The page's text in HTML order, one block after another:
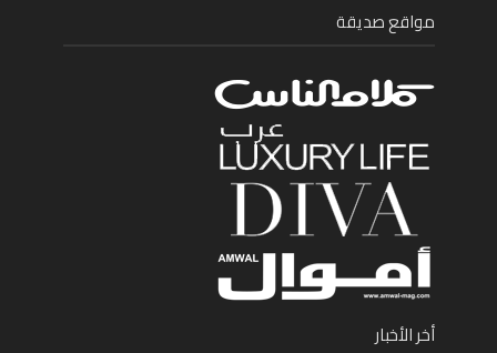
مواقع صديقة
أخر الأخبار